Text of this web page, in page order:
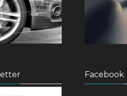
Facebook